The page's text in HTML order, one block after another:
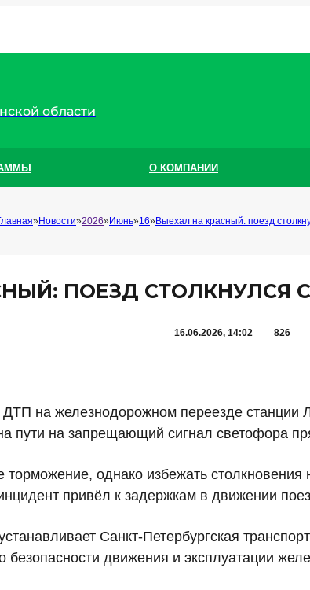
области
О КОМПАНИИ
Новости 2026 Июнь 16 Выехал на красный: поезд
ПОЕЗД СТОЛКНУЛСЯ
16.06.2026, 14:02 826
на железнодорожном переезде
пути на запрещающий сигнал светофора
однако избежать
привёл к задержкам в движении
Санкт-Петербургская
безопасности движения и эксплуатации